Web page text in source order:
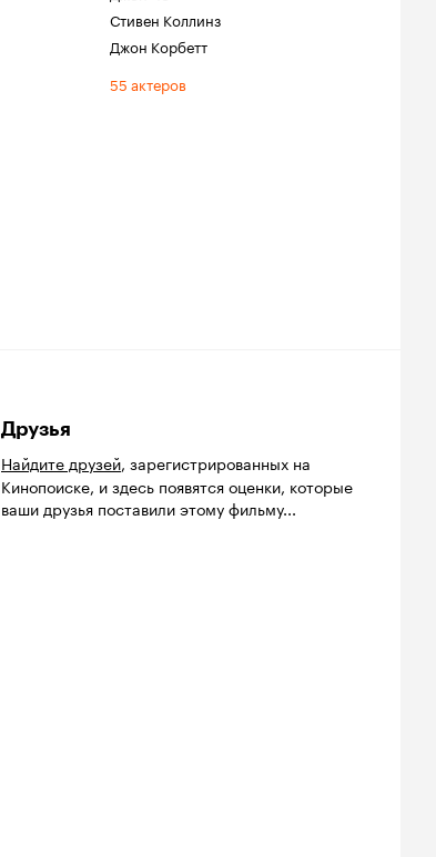
Стивен Коллинз
Джон Корбетт
55 актеров
Друзья
Найдите друзей, зарегистрированных на
Кинопоиске, и здесь появятся оценки, которые
ваши друзья поставили этому фильму...